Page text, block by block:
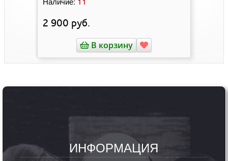
2 900 руб.
В корзину
ИНФОРМАЦИЯ